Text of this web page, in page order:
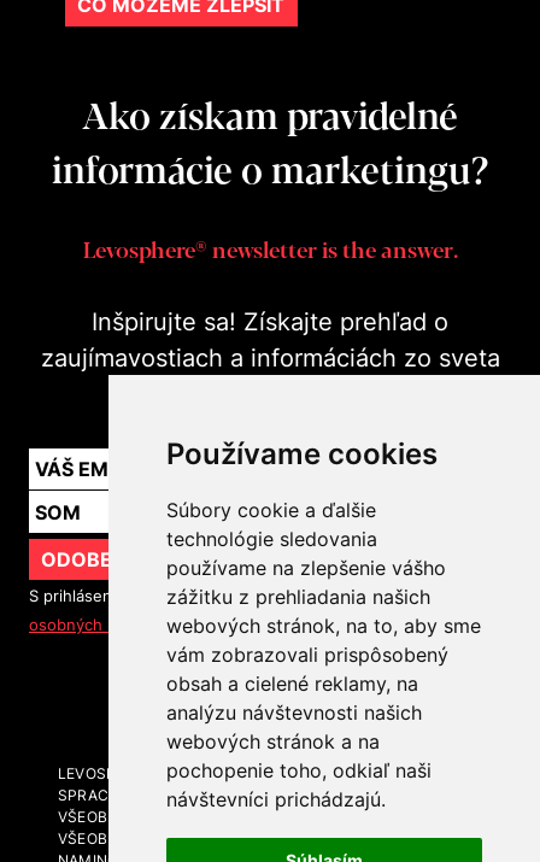
Používame cookies
Súbory cookie a ďalšie
technológie sledovania
používame na zlepšenie vášho
zážitku z prehliadania našich
webových stránok, na to, aby sme
vám zobrazovali prispôsobený
obsah a cielené reklamy, na
analýzu návštevnosti našich
webových stránok a na
pochopenie toho, odkiaľ naši
návštevníci prichádzajú.
ČO MÔŽEME ZLEPŠIŤ
Ako získam pravidelné
informácie o marketingu?
Levosphere® newsletter is the answer.
Inšpirujte sa! Získajte prehľad o
zaujímavostiach a informáciách zo sveta
ODOBERAŤ
S prihlásením na odber noviniek súhlasíte so spracovaním
osobných údajov
SLEDUJTE NÁS
LEVOSPHERE A MÉDIÁ
SPRACOVANIE OSOBNÝCH ÚDAJOV
VŠEOBECNÉ OBCHODNÉ PODMIENKY
VŠEOBECNÉ OBCHODNÉ PODMIENKY - BRANDING A